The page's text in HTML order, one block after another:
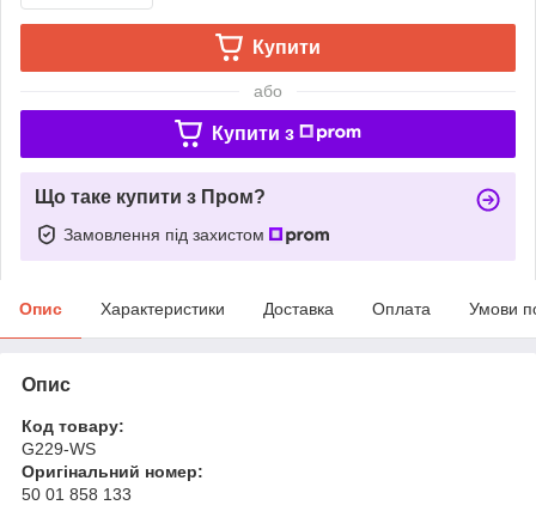
Купити
або
Купити з
Що таке купити з Пром?
Замовлення під захистом
Опис Характеристики Доставка Оплата Умови
Опис
Код товару:
G229-WS
Оригінальний номер:
50 01 858 133